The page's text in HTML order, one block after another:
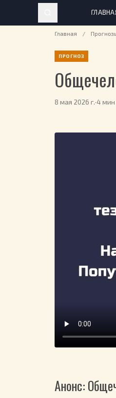
Главная /
ПРОГНОЗ
8 мая 2026 г.·4 мин
Анонс: